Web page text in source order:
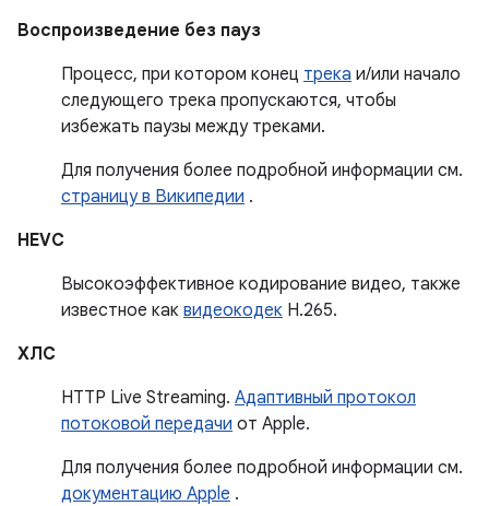
Воспроизведение без пауз
Процесс, при котором конец трека и/или начало
следующего трека пропускаются, чтобы
избежать паузы между треками.
Для получения более подробной информации см.
страницу в Википедии .
HEVC
Высокоэффективное кодирование видео, также
известное как видеокодек H.265.
ХЛС
HTTP Live Streaming. Адаптивный протокол
потоковой передачи от Apple.
Для получения более подробной информации см.
документацию Apple .